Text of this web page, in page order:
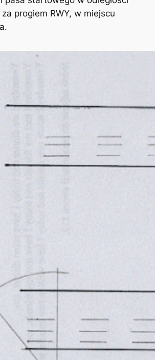
progiem RWY, w miejscu